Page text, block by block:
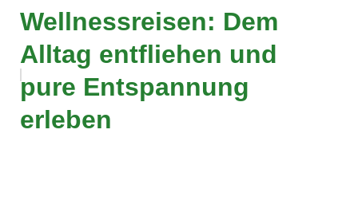
Wellnessreisen: Dem
Alltag entfliehen und
pure Entspannung
erleben